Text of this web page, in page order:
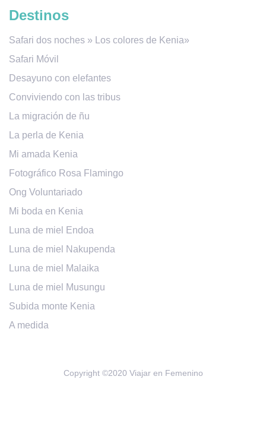
Destinos
Safari dos noches » Los colores de Kenia»
Safari Móvil
Desayuno con elefantes
Conviviendo con las tribus
La migración de ñu
La perla de Kenia
Mi amada Kenia
Fotográfico Rosa Flamingo
Ong Voluntariado
Mi boda en Kenia
Luna de miel Endoa
Luna de miel Nakupenda
Luna de miel Malaika
Luna de miel Musungu
Subida monte Kenia
A medida
Copyright ©2020 Viajar en Femenino